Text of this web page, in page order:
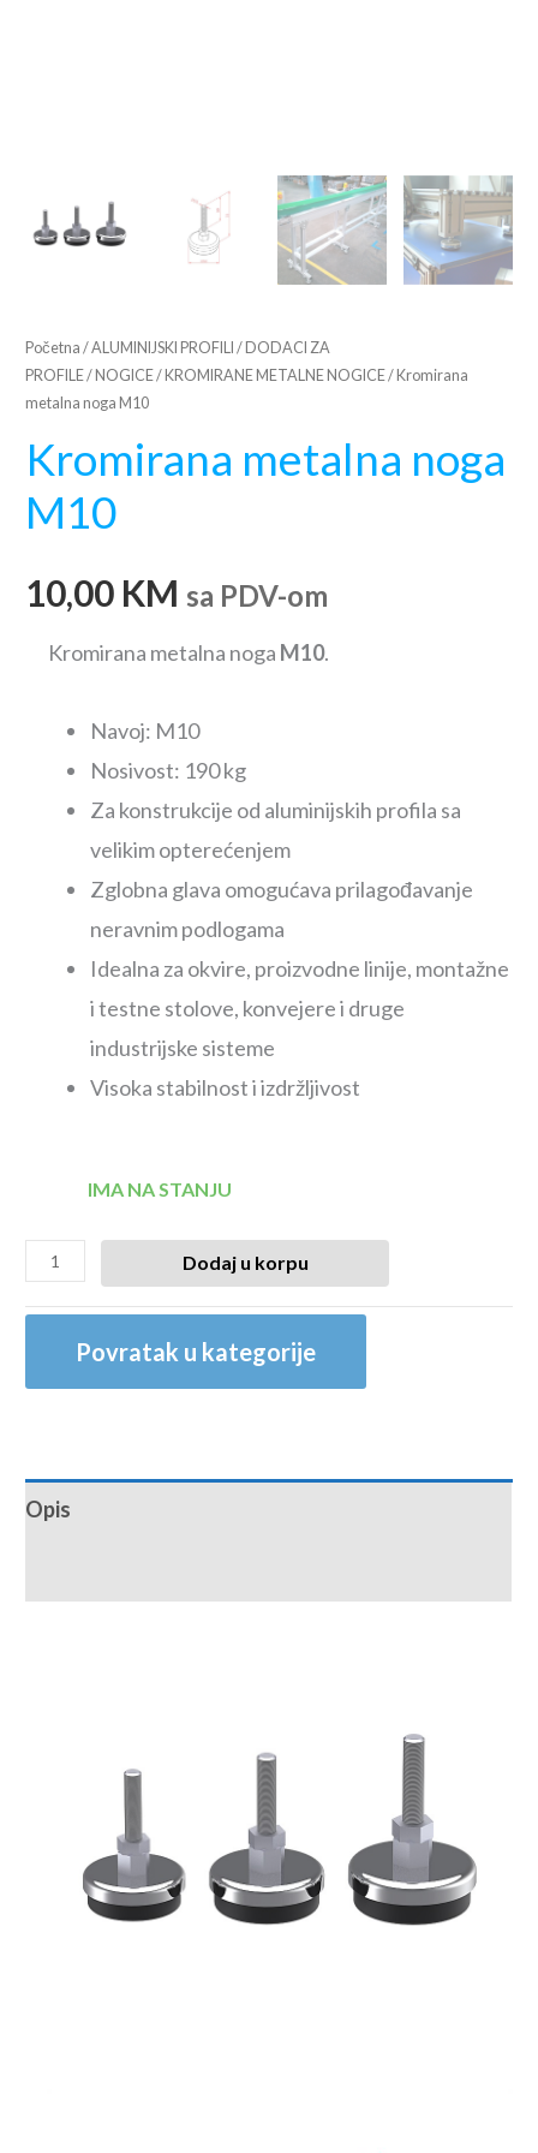
Početna /ALUMINIJSKI PROFILI / DODACI ZA
PROFILE/ NOGICE/ KROMIRANE METALNE NOGICE/ Kromirana
metalna noga M10
Kromirana metalna noga
M10
10,00 KM sa PDV-om
Kromirana metalna noga M10.
Navoj: M10
Nosivost: 190 kg
Za konstrukcije od aluminijskih profila sa
velikim opterećenjem
Zglobna glava omogućava prilagođavanje
neravnim podlogama
Idealna za okvire, proizvodne linije, montažne
i testne stolove, konvejere i druge
industrijske sisteme
Visoka stabilnost i izdržljivost
IMA NA STANJU
Dodaj u korpu
Povratak u kategorije
Opis